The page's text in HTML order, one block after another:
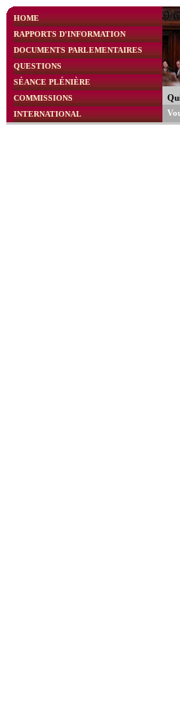
HOME
RAPPORTS D'INFORMATION
DOCUMENTS PARLEMENTAIRES
QUESTIONS
SÉANCE PLÉNIÈRE
COMMISSIONS
INTERNATIONAL